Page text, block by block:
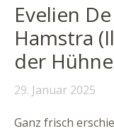
Evelien
Hamstra
der
29. Januar 2025
Ganz frisch